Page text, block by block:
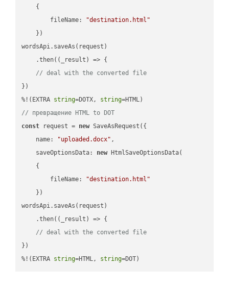
    {
fileName:
"destination.html"
    })
wordsApi.saveAs(request)
    .then(
( _result ) => {
// deal with the converted file
})
%!(EXTRA string=DOTX, string
// превращение HTML to DOT
const request = new SaveAsRequest({
name: "uploaded.docx" ,
saveOptionsData: new HtmlSaveOptionsData(
    {
fileName:
"destination.html"
    })
wordsApi.saveAs(request)
    .then(
( _result ) => {
// deal with the converted file
})
%!(EXTRA string=HTML, string=DOT)